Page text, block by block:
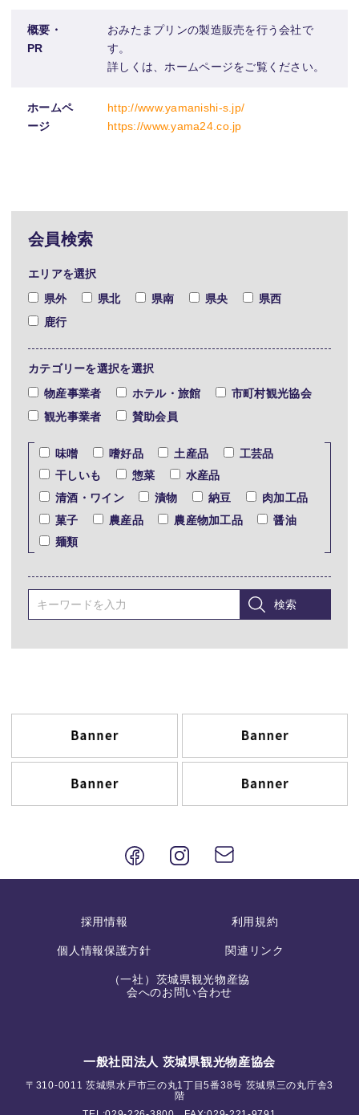
概要・
PR
おみたまプリンの製造販売を行う会社で
す。
詳しくは、ホームページをご覧ください。
ホームペ
ージ
http://www.yamanishi-s.jp/
https://www.yama24.co.jp
会員検索
エリアを選択
県外
県北 県南 県央
県西
鹿行
カテゴリーを選択を選択
物産事業者
ホテル・旅館
市町村観光協会
観光事業者
賛助会員
味噌 嗜好品 土産品
工芸品
干しいも
惣菜
水産品
清酒・ワイン
漬物 納豆
肉加工品
菓子
農産品 農産物加工品
醤油
麺類
採用情報 利用規約
個人情報保護方針 関連リンク
（一社）茨城県観光物産協
会へのお問い合わせ
一般社団法人 茨城県観光物産協会
〒310-0011 茨城県水戸市三の丸1丁目5番38号 茨城県三の丸庁舎3
階